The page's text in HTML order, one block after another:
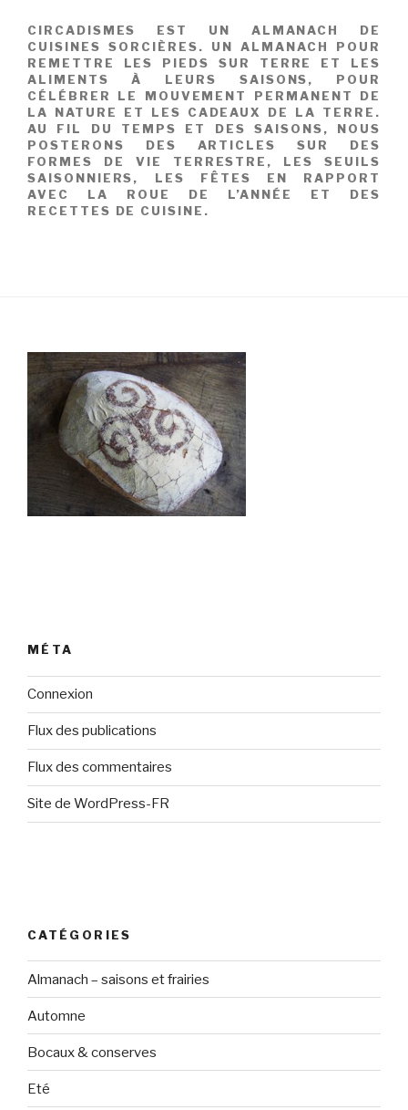
CIRCADISMES EST UN ALMANACH DE
CUISINES SORCIÈRES. UN ALMANACH POUR
REMETTRE LES PIEDS SUR TERRE ET LES
ALIMENTS À LEURS SAISONS, POUR
CÉLÉBRER LE MOUVEMENT PERMANENT DE
LA NATURE ET LES CADEAUX DE LA TERRE.
AU FIL DU TEMPS ET DES SAISONS, NOUS
POSTERONS DES ARTICLES SUR DES
FORMES DE VIE TERRESTRE, LES SEUILS
SAISONNIERS, LES FÊTES EN RAPPORT
AVEC LA ROUE DE L’ANNÉE ET DES
RECETTES DE CUISINE.
MÉTA
Connexion
Flux des publications
Flux des commentaires
Site de WordPress-FR
CATÉGORIES
Almanach – saisons et frairies
Automne
Bocaux & conserves
Eté